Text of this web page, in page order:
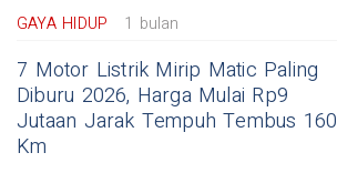
GAYA HIDUP 1 bulan
7 Motor Listrik Mirip Matic Paling
Diburu 2026, Harga Mulai Rp9
Jutaan Jarak Tempuh Tembus 160
Km